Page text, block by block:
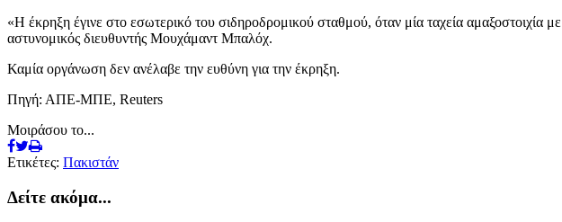
«Η έκρηξη έγινε στο εσωτερικό του σιδηροδρομικού σταθμού, όταν μία ταχεία
αστυνομικός διευθυντής Μουχάμαντ Μπαλόχ.
Καμία οργάνωση δεν ανέλαβε την ευθύνη για την έκρηξη.
Πηγή: ΑΠΕ-ΜΠΕ, Reuters
Μοιράσου το...
Ετικέτες: Πακιστάν
Δείτε ακόμα...